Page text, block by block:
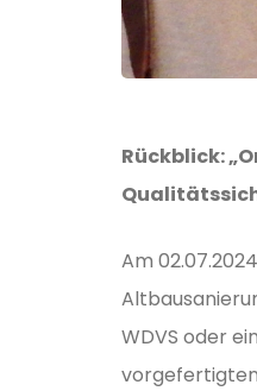
Rückblick:
Am
WDVS oder